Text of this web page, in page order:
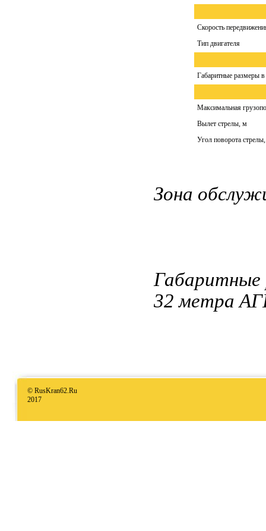
Скорость
Тип двигателя
Габаритные размеры
Максимальная
Вылет стрелы, м
Угол поворота стрелы,
Зона
Габаритные
32 метра
© RusKran62.Ru
2017